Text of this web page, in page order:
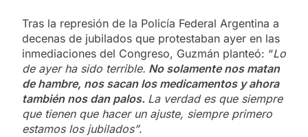
Tras la represión de la Policía Federal Argentina a
decenas de jubilados que protestaban ayer en las
inmediaciones del Congreso, Guzmán planteó: “Lo
de ayer ha sido terrible. No solamente nos matan
de hambre, nos sacan los medicamentos y ahora
también nos dan palos. La verdad es que siempre
que tienen que hacer un ajuste, siempre primero
estamos los jubilados”.